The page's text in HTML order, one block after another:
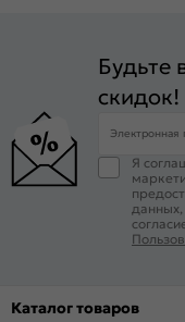
Будьте
скидок!
Электронная
Я
Каталог товаров